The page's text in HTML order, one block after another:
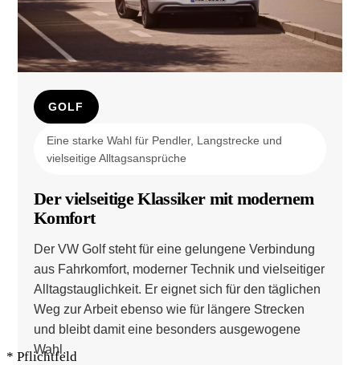
* Pflichtfeld
GOLF
Eine starke Wahl für Pendler, Langstrecke und
vielseitige Alltagsansprüche
Der vielseitige Klassiker mit modernem
Komfort
Der VW Golf steht für eine gelungene Verbindung
aus Fahrkomfort, moderner Technik und vielseitiger
Alltagstauglichkeit. Er eignet sich für den täglichen
Weg zur Arbeit ebenso wie für längere Strecken
und bleibt damit eine besonders ausgewogene
Wahl.